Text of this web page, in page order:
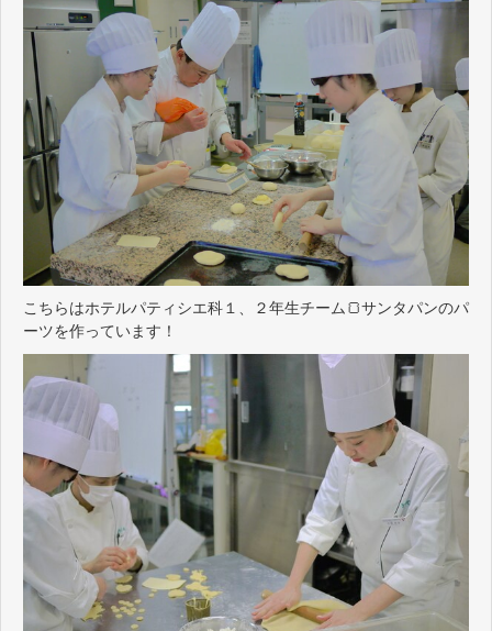
こちらはホテルパティシエ科１、２年生チーム🍞サンタパンのパ
ーツを作っています！